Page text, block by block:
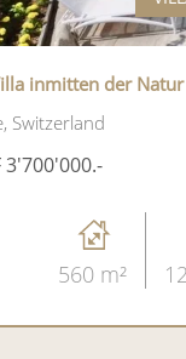
inmitten der
Switzerland
3'700'000.-
560 m²